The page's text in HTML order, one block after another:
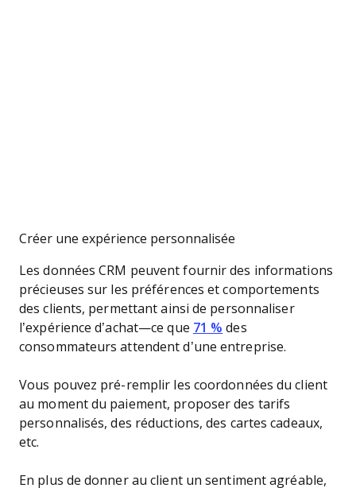
Créer une expérience personnalisée
Les données CRM peuvent fournir des informations
précieuses sur les préférences et comportements
des clients, permettant ainsi de personnaliser
l’expérience d’achat—ce que 71 % des
consommateurs attendent d’une entreprise.
Vous pouvez pré-remplir les coordonnées du client
au moment du paiement, proposer des tarifs
personnalisés, des réductions, des cartes cadeaux,
etc.
En plus de donner au client un sentiment agréable,